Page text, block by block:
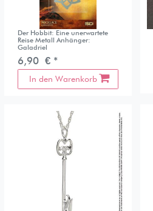
Der Hobbit: Eine unerwartete
Reise Metall Anhänger:
Galadriel
6,90 € *
In den Warenkorb